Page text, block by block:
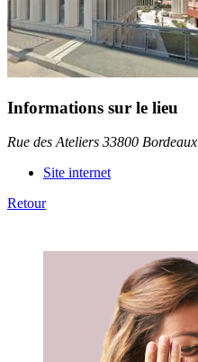
Informations sur le lieu
Rue des Ateliers 33800 Bordeaux
Site internet
Retour